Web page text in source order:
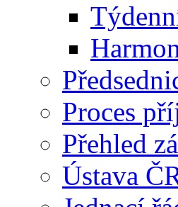
Proces
Přehled
Ústava